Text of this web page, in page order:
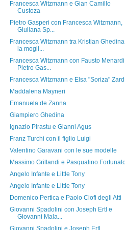
Francesca Witzmann e Gian Camillo
Custoza
Pietro Gasperi con Francesca Witzmann,
Giuliana Sp...
Francesca Witzmann tra Kristian
la mogli...
Francesca Witzmann con Fausto
Pietro Gas...
Francesca Witzmann e Elsa "Soriza"
Maddalena Mayneri
Emanuela de Zanna
Giampiero Ghedina
Ignazio Pirastu e Gianni Agus
Franz Turchi con il figlio Luigi
Valentino Garavani con le sue modelle
Massimo Grillandi e Pasqualino
Angelo Infante e Little Tony
Angelo Infante e Little Tony
Domenico Pertica e Paolo Ciofi degli Atti
Giovanni Spadolini con Joseph Ertl e
Giovanni Mala...
Giovanni Spadolini e Joseph Ertl